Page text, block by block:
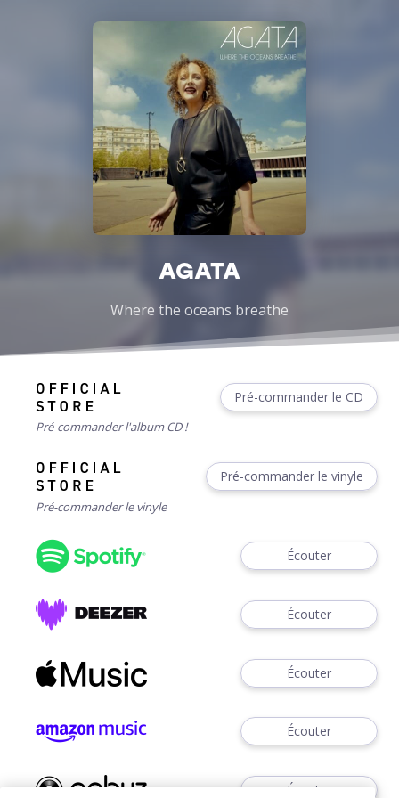
AGATA
Where the oceans breathe
Pré-commander le CD
Pré-commander l'album CD !
Pré-commander le vinyle
Pré-commander le vinyle
Écouter
Écouter
Écouter
Écouter
Écouter